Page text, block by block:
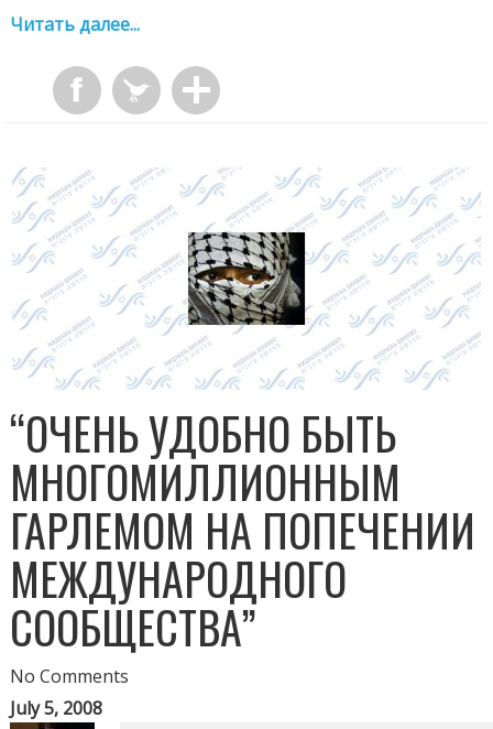
Читать далее...
“ОЧЕНЬ УДОБНО БЫТЬ
МНОГОМИЛЛИОННЫМ
ГАРЛЕМОМ НА ПОПЕЧЕНИИ
МЕЖДУНАРОДНОГО
СООБЩЕСТВА”
No Comments
July 5, 2008